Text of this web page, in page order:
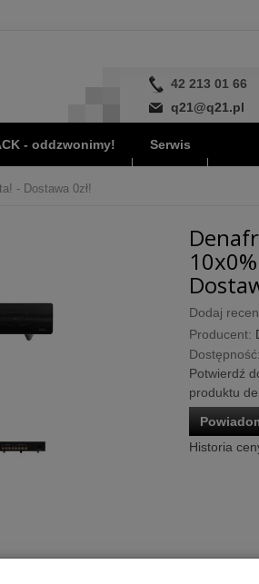
42 213 01 66
q21@q21.pl
- oddzwonimy! Serwis
- Dostawa 0zł!
Dodaj
Producent:
Dostępność:
Potwierdź
produktu
Historia